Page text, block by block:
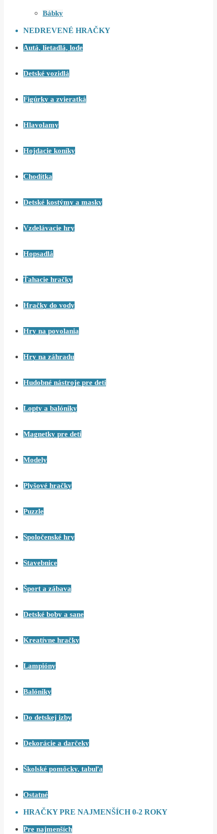
Bábky
NEDREVENÉ HRAČKY
Autá, lietadlá, lode
Detské vozidlá
Figúrky a zvieratká
Hlavolamy
Hojdacie koníky
Chodítka
Detské kostýmy a masky
Vzdelávacie hry
Hopsadlá
Ťahacie hračky
Hračky do vody
Hry na povolania
Hry na záhradu
Hudobné nástroje pre deti
Lopty a balóniky
Magnetky pre deti
Modely
Plyšové hračky
Puzzle
Spoločenské hry
Stavebnice
Šport a zábava
Detské boby a sane
Kreatívne hračky
Lampióny
Balóniky
Do detskej izby
Dekorácie a darčeky
Školské pomôcky, tabuľa
Ostatné
HRAČKY PRE NAJMENŠÍCH 0-2 ROKY
Pre najmenších